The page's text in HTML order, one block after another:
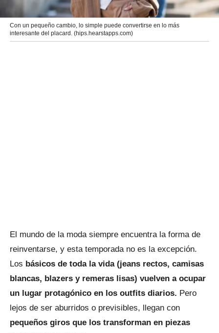
Con un pequeño cambio, lo simple puede convertirse en lo más
interesante del placard. (hips.hearstapps.com)
El mundo de la moda siempre encuentra la forma de
reinventarse, y esta temporada no es la excepción.
Los básicos de toda la vida (jeans rectos, camisas
blancas, blazers y remeras lisas) vuelven a ocupar
un lugar protagónico en los outfits diarios. Pero
lejos de ser aburridos o previsibles, llegan con
pequeños giros que los transforman en piezas